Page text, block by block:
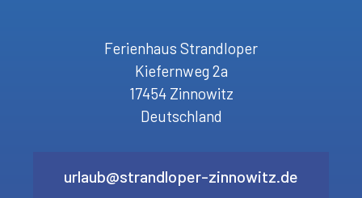
Ferienhaus Strandloper
Kiefernweg 2a
17454 Zinnowitz
Deutschland
urlaub@strandloper-zinnowitz.de